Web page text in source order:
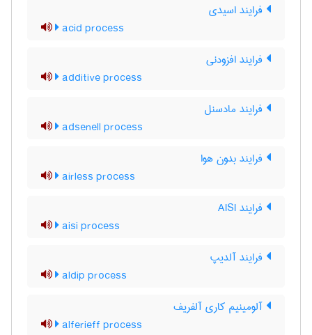
فرایند اسیدی
acid process
فرایند افزودنی
additive process
فرایند مادسنل
adsenell process
فرایند بدون هوا
airless process
فرایند AISI
aisi process
فرایند آلدیپ
aldip process
آلومینیم کاری آلفریف
alferieff process